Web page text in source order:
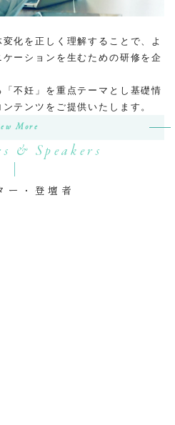
化を正しく理解することで、よ
ーションを生むための研修を企
不妊」を重点テーマとし基礎情
テンツをご提供いたします。
More
& Speakers
ー・登壇者